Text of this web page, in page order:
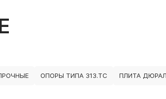
ОПОРЫ ТИПА 313.ТС ПЛИТА